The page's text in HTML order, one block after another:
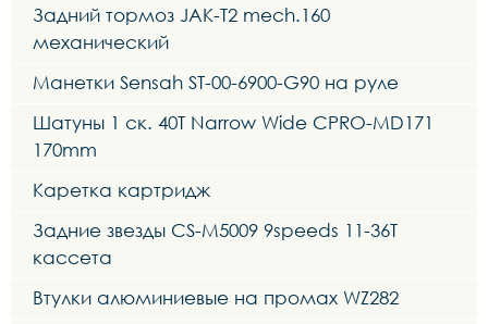
Задний тормоз JAK-T2 mech.160
механический
Манетки Sensah ST-00-6900-G90 на руле
Шатуны 1 ск. 40T Narrow Wide CPRO-MD171
170mm
Каретка картридж
Задние звезды CS-M5009 9speeds 11-36Т
кассета
Втулки алюминиевые на промах WZ282